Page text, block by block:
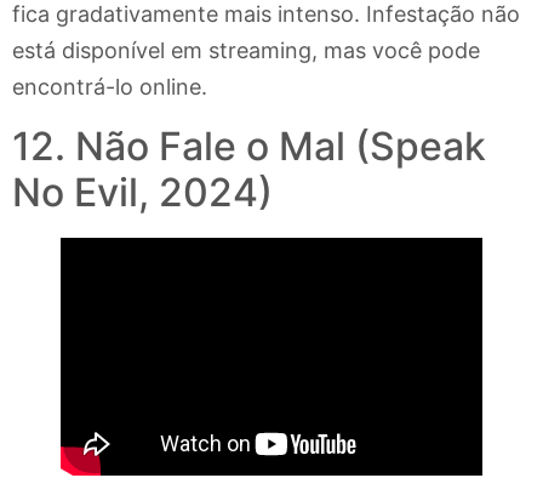
fica gradativamente mais intenso. Infestação não
está disponível em streaming, mas você pode
encontrá-lo online.
12. Não Fale o Mal (Speak
No Evil, 2024)